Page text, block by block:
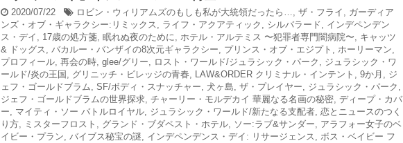
2020/07/22 ロビン・ウィリアムズのもしも私が大統領だったら…, ザ・フライ , ガーディア
ンズ・オブ・ギャラクシー:リミックス, ライフ・アクアティック , シルバラード, インデペンデン
ス・デイ , 17歳の処方箋, 眠れぬ夜のために, ホテル・アルテミス 〜犯罪者専門闇病院〜, キャッツ
& ドッグス, バカルー・バンザイの8次元ギャラクシー, プリンス・オブ・エジプト , ホーリーマン,
プロフィール, 再会の時, glee/グリー, ロスト・ワールド/ジュラシック・パーク , ジュラシック・ワ
ールド/炎の王国 , グリニッチ・ビレッジの青春, LAW&ORDER クリミナル・インテント , 9か月 , ジ
ェフ・ゴールドブラム, SF/ボディ・スナッチャー, 犬ヶ島, ザ・プレイヤー, ジュラシック・パーク ,
ジェフ・ゴールドブラムの世界探求, チャーリー・モルデカイ 華麗なる名画の秘密, ディープ・カバ
ー, マイティ・ソー バトルロイヤル, ジュラシック・ワールド/新たなる支配者, 恋とニュースのつく
り方, ミスターフロスト , グランド・ブダペスト・ホテル, ソー:ラブ&サンダー, アラフォー女子のベ
イビー・プラン, バイブス秘宝の謎, インデペンデンス・デイ: リサージェンス, ボス・ベイビー フ